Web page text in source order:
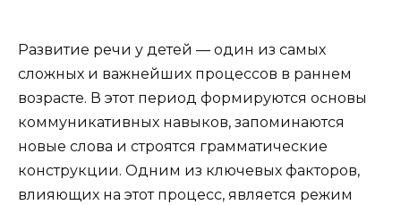
Развитие речи у детей — один из самых
сложных и важнейших процессов в раннем
возрасте. В этот период формируются основы
коммуникативных навыков, запоминаются
новые слова и строятся грамматические
конструкции. Одним из ключевых факторов,
влияющих на этот процесс, является режим